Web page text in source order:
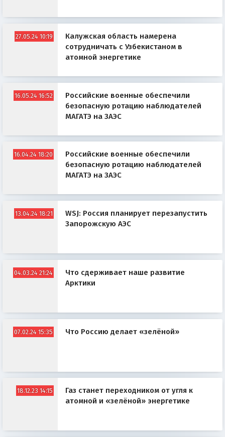
27.05.24 10:19
Калужская область намерена
сотрудничать с Узбекистаном в
атомной энергетике
16.05.24 16:52
Российские военные обеспечили
безопасную ротацию наблюдателей
МАГАТЭ на ЗАЭС
16.04.24 18:20
Российские военные обеспечили
безопасную ротацию наблюдателей
МАГАТЭ на ЗАЭС
13.04.24 18:21
WSJ: Россия планирует перезапустить
Запорожскую АЭС
04.03.24 21:24
Что сдерживает наше развитие
Арктики
07.02.24 15:35 Что Россию делает «зелёной»
18.12.23 14:15
Газ станет переходником от угля к
атомной и «зелёной» энергетике